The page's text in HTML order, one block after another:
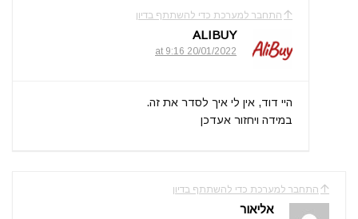
התחבר למערכת כדי להשתתף בדיון
ALIBUY
20/01/2022 at 9:16
היי דוד, אין לי איך לסדר את זה.
במידה ויחזור אעדכן
התחבר למערכת כדי להשתתף בדיון
אליאור